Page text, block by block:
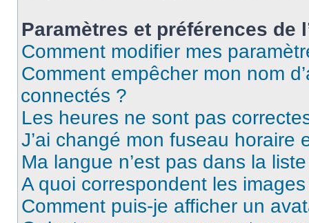
Paramètres et préférences de
Comment modifier mes
Comment empêcher mon nom
connectés ?
Les heures ne sont pas
J’ai changé mon fuseau horaire
Ma langue n’est pas dans la
A quoi correspondent les
Comment puis-je afficher un